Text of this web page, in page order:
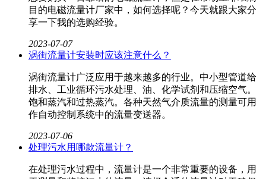
目的电磁流量计厂家​中，如何选择呢？今天就跟大家分
享一下我的选购经验。
2023-07-07
涡街流量计安装时应该注意什么？
涡街流量计​广泛应用于越来越多的行业。中小型管道给
排水、工业循环污水处理、油、化学试剂和压缩空气。
饱和蒸汽和过热蒸汽。各种天然气介质流量的测量可用
作自动控制系统中的流量变送器。
2023-07-06
处理污水用哪款流量计？
在处理污水过程中，流量计是一个非常重要的设备，用